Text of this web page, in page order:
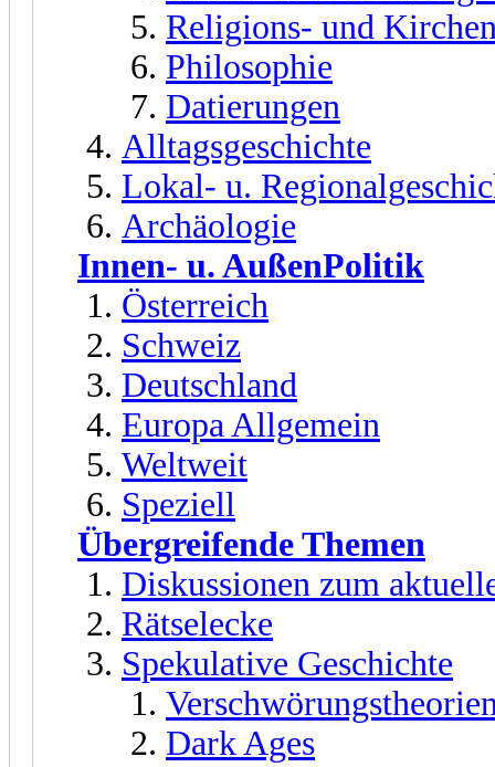
Religions- und
Philosophie
Datierungen
Alltagsgeschichte
Lokal- u.
Archäologie
Innen- u. AußenPolitik
Österreich
Schweiz
Deutschland
Europa Allgemein
Weltweit
Speziell
Übergreifende Themen
Diskussionen zum
Rätselecke
Spekulative Geschichte
Dark Ages